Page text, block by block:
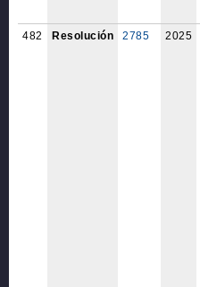
482 Resolución 2785 2025